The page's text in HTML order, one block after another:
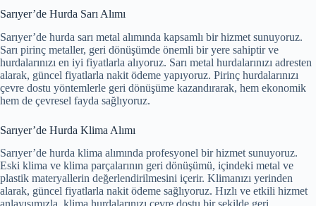
Sarıyer’de Hurda Sarı Alımı
Sarıyer’de hurda sarı metal alımında kapsamlı bir hizmet sunuyoruz.
Sarı pirinç metaller, geri dönüşümde önemli bir yere sahiptir ve
hurdalarınızı en iyi fiyatlarla alıyoruz. Sarı metal hurdalarınızı adresten
alarak, güncel fiyatlarla nakit ödeme yapıyoruz. Pirinç hurdalarınızı
çevre dostu yöntemlerle geri dönüşüme kazandırarak, hem ekonomik
hem de çevresel fayda sağlıyoruz.
Sarıyer’de Hurda Klima Alımı
Sarıyer’de hurda klima alımında profesyonel bir hizmet sunuyoruz.
Eski klima ve klima parçalarının geri dönüşümü, içindeki metal ve
plastik materyallerin değerlendirilmesini içerir. Klimanızı yerinden
alarak, güncel fiyatlarla nakit ödeme sağlıyoruz. Hızlı ve etkili hizmet